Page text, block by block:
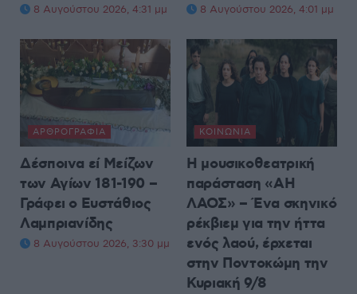
8 Αυγούστου 2026, 4:31 μμ 8 Αυγούστου 2026, 4:01 μμ
ΑΡΘΡΟΓΡΑΦΊΑ
Δέσποινα εί Μείζων
των Αγίων 181-190 –
Γράφει ο Ευστάθιος
Λαμπριανίδης
8 Αυγούστου 2026, 3:30 μμ
ΚΟΙΝΩΝΊΑ
Η μουσικοθεατρική
παράσταση «ΑΗ
ΛΑΟΣ» – Ένα σκηνικό
ρέκβιεμ για την ήττα
ενός λαού, έρχεται
στην Ποντοκώμη την
Κυριακή 9/8